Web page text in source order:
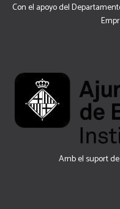
Con el apoyo del
Amb el suport